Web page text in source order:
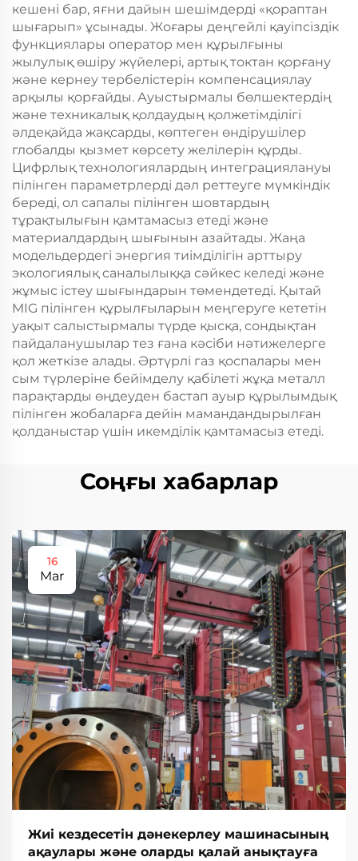
кешені бар, яғни дайын шешімдерді «қораптан
шығарып» ұсынады. Жоғары деңгейлі қауіпсіздік
функциялары оператор мен құрылғыны
жылулық өшіру жүйелері, артық токтан қорғану
және кернеу тербелістерін компенсациялау
арқылы қорғайды. Ауыстырмалы бөлшектердің
және техникалық қолдаудың қолжетімділігі
әлдеқайда жақсарды, көптеген өндірушілер
глобалды қызмет көрсету желілерін құрды.
Цифрлық технологиялардың интеграциялануы
пілінген параметрлерді дәл реттеуге мүмкіндік
береді, ол сапалы пілінген шовтардың
тұрақтылығын қамтамасыз етеді және
материалдардың шығынын азайтады. Жаңа
модельдердегі энергия тиімділігін арттыру
экологиялық саналылыққа сәйкес келеді және
жұмыс істеу шығындарын төмендетеді. Қытай
MIG пілінген құрылғыларын меңгеруге кететін
уақыт салыстырмалы түрде қысқа, сондықтан
пайдаланушылар тез ғана кәсіби нәтижелерге
қол жеткізе алады. Әртүрлі газ қоспалары мен
сым түрлеріне бейімделу қабілеті жұқа металл
парақтарды өңдеуден бастап ауыр құрылымдық
пілінген жобаларға дейін мамандандырылған
қолданыстар үшін икемділік қамтамасыз етеді.
Соңғы хабарлар
16
Mar
Жиі кездесетін дәнекерлеу машинасының
ақаулары және оларды қалай анықтауға